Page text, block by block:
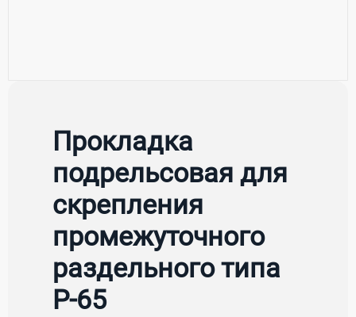
Прокладка
подрельсовая для
скрепления
промежуточного
раздельного типа
Р-65